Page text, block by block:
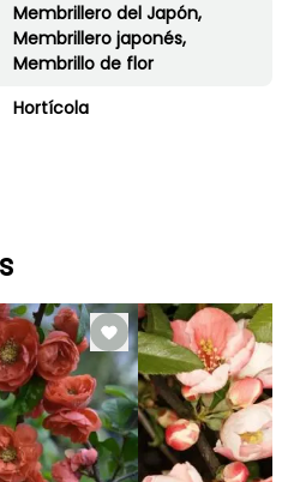
Membrillero del Japón,
Membrillero japonés,
Membrillo de flor
Hortícola